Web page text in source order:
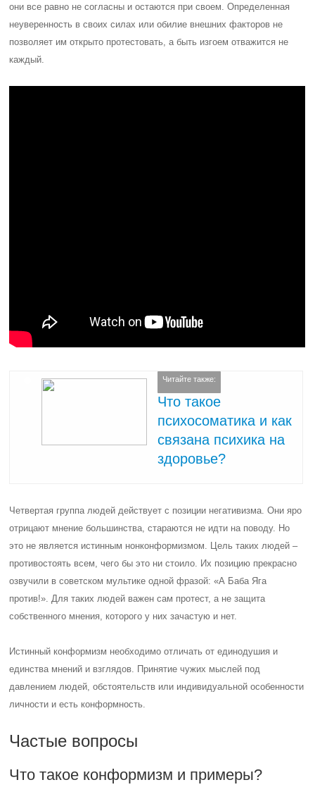
они все равно не согласны и остаются при своем. Определенная
неуверенность в своих силах или обилие внешних факторов не
позволяет им открыто протестовать, а быть изгоем отважится не
каждый.
Читайте также:
Что такое
психосоматика и как
связана психика на
здоровье?
Четвертая группа людей действует с позиции негативизма. Они яро
отрицают мнение большинства, стараются не идти на поводу. Но
это не является истинным нонконформизмом. Цель таких людей –
противостоять всем, чего бы это ни стоило. Их позицию прекрасно
озвучили в советском мультике одной фразой: «А Баба Яга
против!». Для таких людей важен сам протест, а не защита
собственного мнения, которого у них зачастую и нет.
Истинный конформизм необходимо отличать от единодушия и
единства мнений и взглядов. Принятие чужих мыслей под
давлением людей, обстоятельств или индивидуальной особенности
личности и есть конформность.
Частые вопросы
Что такое конформизм и примеры?